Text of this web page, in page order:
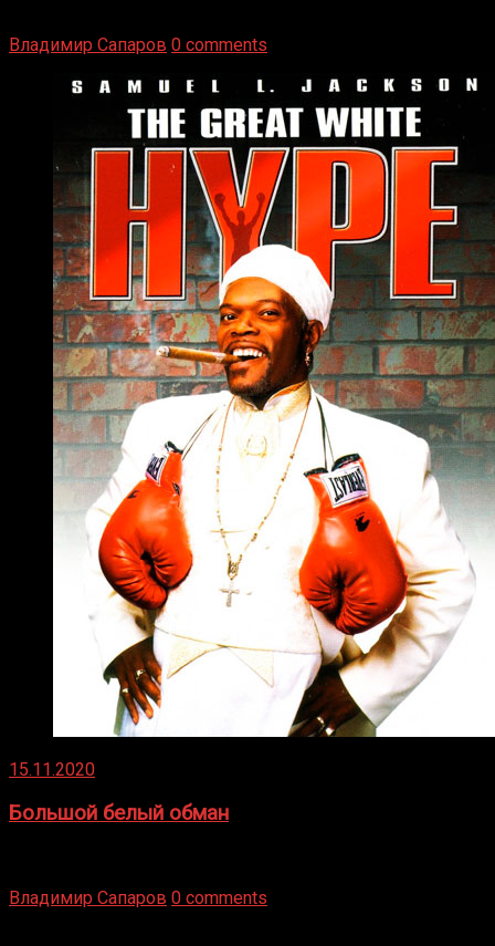
Владимир Сапаров 0 comments
15.11.2020
Большой белый обман
Владимир Сапаров 0 comments